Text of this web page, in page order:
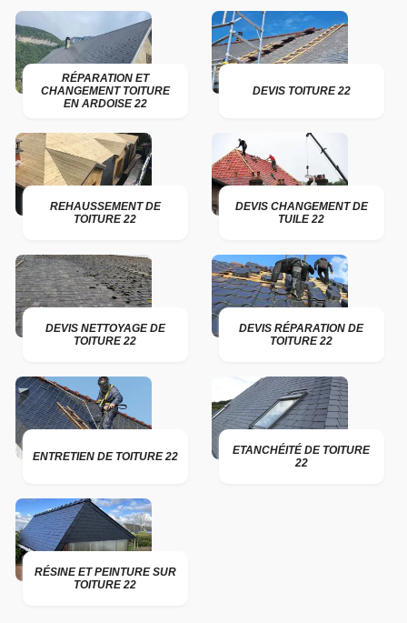
RÉPARATION ET
CHANGEMENT TOITURE
EN ARDOISE 22
DEVIS TOITURE 22
REHAUSSEMENT DE
TOITURE 22
DEVIS CHANGEMENT DE
TUILE 22
DEVIS NETTOYAGE DE
TOITURE 22
DEVIS RÉPARATION DE
TOITURE 22
ENTRETIEN DE TOITURE 22
ETANCHÉITÉ DE TOITURE
22
RÉSINE ET PEINTURE SUR
TOITURE 22